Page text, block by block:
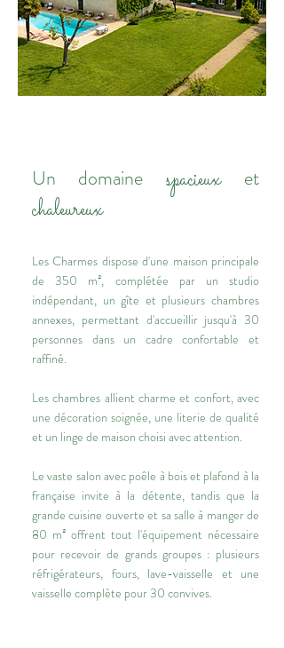
Un domaine spacieux et
chaleureux
Les Charmes dispose d'une maison principale
de 350 m², complétée par un studio
indépendant, un gîte et plusieurs chambres
annexes, permettant d'accueillir jusqu'à 30
personnes dans un cadre confortable et
raffiné.
Les chambres allient charme et confort, avec
une décoration soignée, une literie de qualité
et un linge de maison choisi avec attention.
Le vaste salon avec poêle à bois et plafond à la
française invite à la détente, tandis que la
grande cuisine ouverte et sa salle à manger de
80 m² offrent tout l'équipement nécessaire
pour recevoir de grands groupes : plusieurs
réfrigérateurs, fours, lave-vaisselle et une
vaisselle complète pour 30 convives.